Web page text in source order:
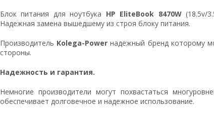
Блок питания для ноутбука HP EliteBook 8470W(18.5v/
Надежная замена вышедшему из строя блоку питания.
Производитель Kolega-Powerнадежный бренд которому
стороны.
Надежность и гарантия.
Немногие производители могут похвастаться
обеспечивает долговечное и надежное использование.